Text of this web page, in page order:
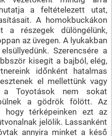
a feltételezett utat,
A homokbuckákon
a részegek dülöngélünk,
az üvegen. A lyukakban
Szerencsére a
kisegít a bajból, elég,
időnként hatalmas
el mellettünk vagy
a Toyotások nem sokat
a gödrök fölött. Az
hogy térképeinken ezt az
jelölik. Lassanként
annyira minket a késő